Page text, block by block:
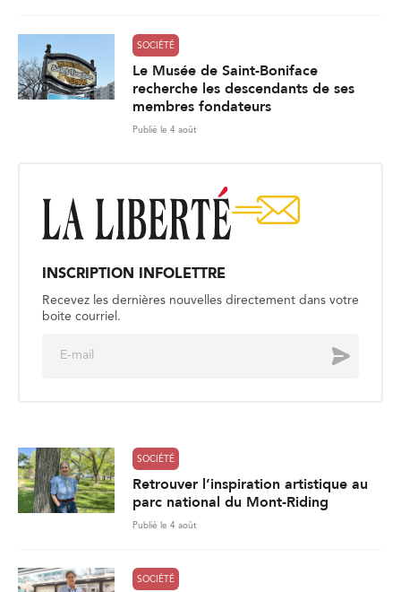
SOCIÉTÉ
Le Musée de Saint-Boniface
recherche les descendants de ses
membres fondateurs
Publié le 4 août
INSCRIPTION INFOLETTRE
Recevez les dernières nouvelles directement dans votre
boite courriel.
Envoyer
SOCIÉTÉ
Retrouver l’inspiration artistique au
parc national du Mont-Riding
Publié le 4 août
SOCIÉTÉ